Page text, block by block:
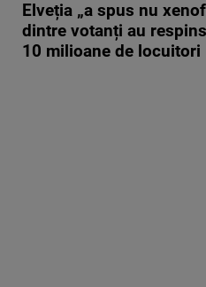
Elveția „a spus nu
dintre votanți au
10 milioane de locuitori